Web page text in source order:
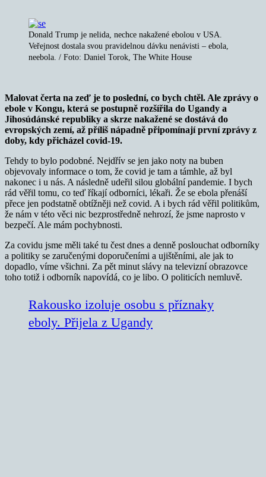
Donald Trump je nelida, nechce nakažené ebolou v USA.
Veřejnost dostala svou pravidelnou dávku nenávisti – ebola,
neebola. / Foto: Daniel Torok, The White House
Malovat čerta na zeď je to poslední, co bych chtěl. Ale zprávy o
ebole v Kongu, která se postupně rozšířila do Ugandy a
Jihosúdánské republiky a skrze nakažené se dostává do
evropských zemí, až příliš nápadně připomínají první zprávy z
doby, kdy přicházel covid-19.
Tehdy to bylo podobné. Nejdřív se jen jako noty na buben
objevovaly informace o tom, že covid je tam a támhle, až byl
nakonec i u nás. A následně udeřil silou globální pandemie. I bych
rád věřil tomu, co teď říkají odborníci, lékaři. Že se ebola přenáší
přece jen podstatně obtížněji než covid. A i bych rád věřil politikům,
že nám v této věci nic bezprostředně nehrozí, že jsme naprosto v
bezpečí. Ale mám pochybnosti.
Za covidu jsme měli také tu čest dnes a denně poslouchat odborníky
a politiky se zaručenými doporučeními a ujištěními, ale jak to
dopadlo, víme všichni. Za pět minut slávy na televizní obrazovce
toho totiž i odborník napovídá, co je libo. O politicích nemluvě.
Rakousko izoluje osobu s příznaky
eboly. Přijela z Ugandy